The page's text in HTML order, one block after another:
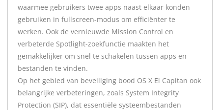
waarmee gebruikers twee apps naast elkaar konden
gebruiken in fullscreen-modus om efficiënter te
werken. Ook de vernieuwde Mission Control en
verbeterde Spotlight-zoekfunctie maakten het
gemakkelijker om snel te schakelen tussen apps en
bestanden te vinden.
Op het gebied van beveiliging bood OS X El Capitan ook
belangrijke verbeteringen, zoals System Integrity
Protection (SIP), dat essentiële systeembestanden